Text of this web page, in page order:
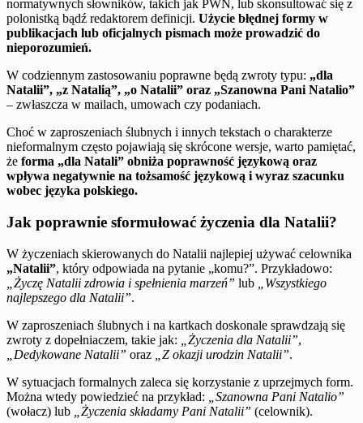
normatywnych słowników, takich jak PWN, lub skonsultować się z
polonistką bądź redaktorem definicji. Użycie błędnej formy w
publikacjach lub oficjalnych pismach może prowadzić do
nieporozumień.
W codziennym zastosowaniu poprawne będą zwroty typu: „dla
Natalii”, „z Natalią”, „o Natalii” oraz „Szanowna Pani Natalio”
– zwłaszcza w mailach, umowach czy podaniach.
Choć w zaproszeniach ślubnych i innych tekstach o charakterze
nieformalnym często pojawiają się skrócone wersje, warto pamiętać,
że forma „dla Natali” obniża poprawność językową oraz
wpływa negatywnie na tożsamość językową i wyraz szacunku
wobec języka polskiego.
Jak poprawnie sformułować życzenia dla Natalii?
W życzeniach skierowanych do Natalii najlepiej używać celownika
„Natalii”, który odpowiada na pytanie „komu?”. Przykładowo:
„Życzę Natalii zdrowia i spełnienia marzeń” lub
„Wszystkiego
najlepszego dla Natalii”.
W zaproszeniach ślubnych i na kartkach doskonale sprawdzają się
zwroty z dopełniaczem, takie jak:
„Życzenia dla Natalii”,
„Dedykowane Natalii” oraz „Z okazji urodzin Natalii”.
W sytuacjach formalnych zaleca się korzystanie z uprzejmych form.
Można wtedy powiedzieć na przykład:
„Szanowna Pani Natalio”
(wołacz) lub
„Życzenia składamy Pani Natalii” (celownik).